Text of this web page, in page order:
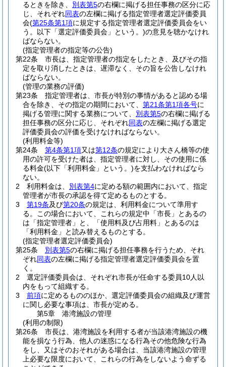
るときを除き、 別表第5の右欄に掲げる担任事務の区分に応
じ、それぞれ同表の左欄に掲げる指定管理者選定評価委員
会(第25条第1項に規定する指定管理者選定評価委員会をい
う。以下「選定評価委員会」という。)の意見を聴かなけれ
ばならない。
(指定管理者の指定等の公告)
第22条
市長は、指定管理者の指定をしたとき、及びその指
定を取り消したときは、遅滞なく、その旨を公告しなけれ
ばならない。
(管理の業務の評価)
第23条
指定管理者は、市長が特別の事情があると認める場
合を除き、その指定の期間において、 第21条第1項各号に
掲げる管理に関する業務について、 別表第5の右欄に掲げる
担任事務の区分に応じ、それぞれ同表の左欄に掲げる選定
評価委員会の評価を受けなければならない。
(利用料金等)
第24条
第4条第1項又は第12条の規定により大さん橋等の使
用の許可を受けた者は、指定管理者に対し、その使用に係
る料金(以下「利用料金」という。)を支払わなければなら
ない。
2
利用料金は、 別表第4に定める額の範囲内において、指定
管理者が市長の承認を得て定めるものとする。
3
第19条及び第20条の規定は、利用料金について準用す
る。
この場合において、これらの規定中「市長」とあるの
は「指定管理者」と、「使用料及び占用料」とあるのは
「利用料金」と読み替えるものとする。
(指定管理者選定評価委員会)
第25条
別表第5の右欄に掲げる担任事務を行うため、それ
ぞれ同表の左欄に掲げる指定管理者選定評価委員会を置
く。
2
選定評価委員会は、それぞれ市長が任命する委員10人以
内をもって組織する。
3
前項に定めるもののほか、選定評価委員会の組織及び運営
に関し必要な事項は、市長が定める。
第5章
港湾施設の管理
(利用の制限)
第26条
市長は、港湾施設を利用する者が当該港湾施設の機
能を損なう行為、他人の迷惑になる行為その他危険な行為
をし、又はそのおそれがある場合は、当該港湾施設の管理
上必要な限度において、これらの行為をしないよう命ずる